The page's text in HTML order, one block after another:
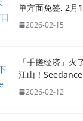
单方面免签, 2月
2026-02-15
「手搓经济」火
江山！
2026-02-12